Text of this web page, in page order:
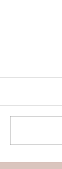
| הר'